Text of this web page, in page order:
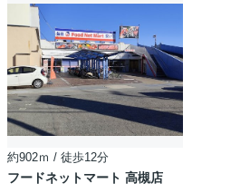
約902ｍ / 徒歩12分
フードネットマート 高槻店